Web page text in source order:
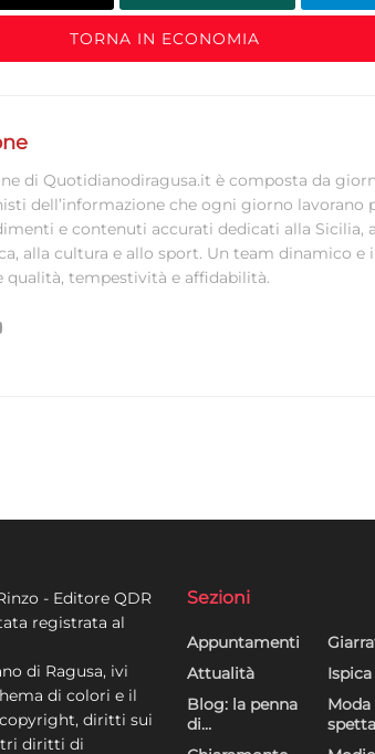
TORNA IN ECONOMIA
di Quotidianodiragusa.it è composta da
dell’informazione che ogni giorno lavorano
e contenuti accurati dedicati alla Sicilia,
alla cultura e allo sport. Un team dinamico e
qualità, tempestività e affidabilità.
- Editore QDR
registrata al
di Ragusa, ivi
di colori e il
diritti sui
diritti di
Sezioni
Appuntamenti
Attualità
Blog: la penna
di…
Ispica
Moda